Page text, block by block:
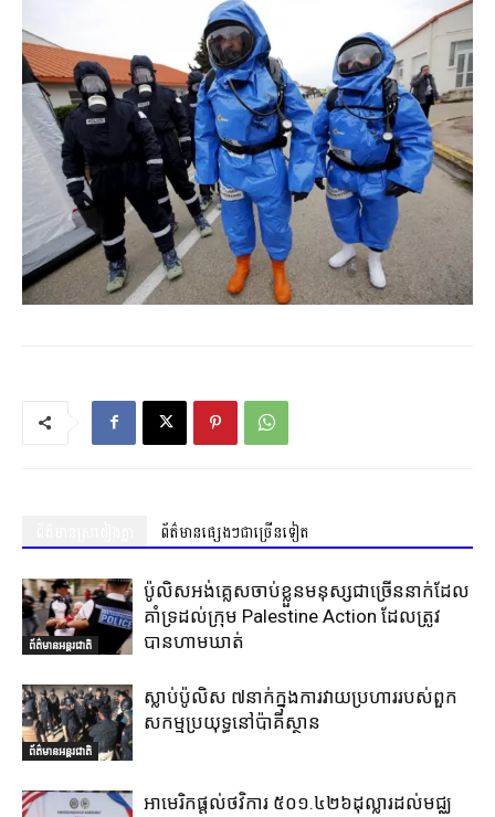
ព័ត៌មានផ្សេងៗជាច្រើនទៀត
ព័ត៌មានអន្តរជាតិ
ប៉ូលិសអង់គ្លេសចាប់ខ្លួនមនុស្សជាច្រើននាក់ដែល
គាំទ្រដល់ក្រុម Palestine Action ដែលត្រូវ
បានហាមឃាត់
ព័ត៌មានអន្តរជាតិ
ស្លាប់ប៉ូលិស ៧នាក់ក្នុងការវាយប្រហាររបស់ពួក
សកម្មប្រយុទ្ធនៅប៉ាគីស្ថាន
អាមេរិកផ្តល់ថវិការ ៥០១.៤២៦ដុល្លារដល់មជ្ឈ